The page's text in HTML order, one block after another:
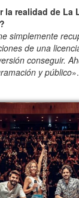
la realidad de La
simplemente
de una
conseguir.
y público».